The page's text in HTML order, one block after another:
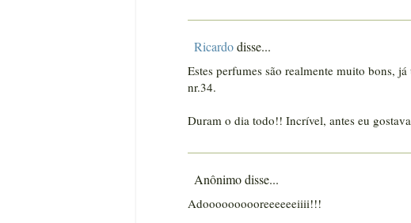
Ricardodisse...
Estes perfumes são realmente muito bons,
nr.34.
Duram o dia todo!! Incrível, antes eu
Anônimo disse...
Adoooooooooreeeeeeiiii!!!